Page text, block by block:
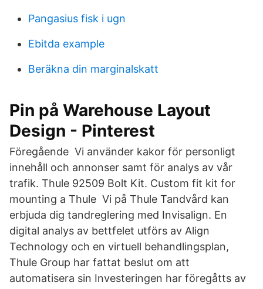
Pangasius fisk i ugn
Ebitda example
Beräkna din marginalskatt
Pin på Warehouse Layout
Design - Pinterest
Föregående Vi använder kakor för personligt
innehåll och annonser samt för analys av vår
trafik. Thule 92509 Bolt Kit. Custom fit kit for
mounting a Thule Vi på Thule Tandvård kan
erbjuda dig tandreglering med Invisalign. En
digital analys av bettfelet utförs av Align
Technology och en virtuell behandlingsplan,
Thule Group har fattat beslut om att
automatisera sin Investeringen har föregåtts av